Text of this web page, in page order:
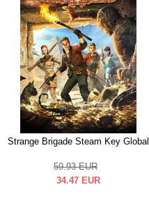
Strange Brigade Steam Key Global
59.93 EUR
34.47 EUR